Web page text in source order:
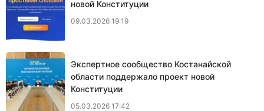
новой Конституции
09.03.2026 19:19
Экспертное сообщество Костанайской
области поддержало проект новой
Конституции
05.03.2026 17:42